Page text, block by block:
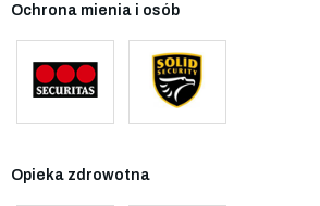
Ochrona mienia i osób
Opieka zdrowotna